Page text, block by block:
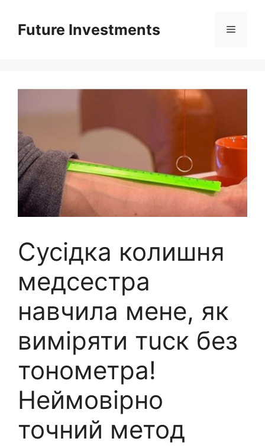
вмістуFuture Investments Меню
Сусідка колишня
медсестра
навчила мене, як
виміряти тuск без
тонометра!
Неймовірно
точний метод